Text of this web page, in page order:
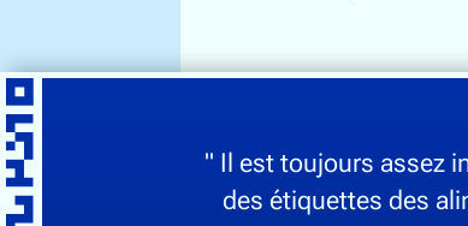
" Il est toujours assez
des étiquettes des